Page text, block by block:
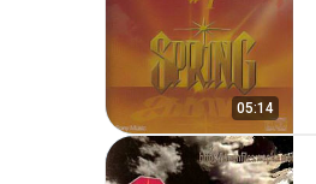
05:14